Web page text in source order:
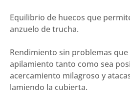
Equilibrio de huecos que
anzuelo de trucha.
Rendimiento sin problemas que
apilamiento tanto como sea
acercamiento milagroso y
lamiendo la cubierta.